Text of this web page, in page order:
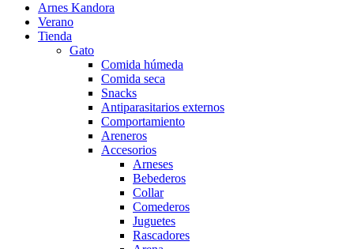
Arnes Kandora
Verano
Tienda
Gato
Comida húmeda
Comida seca
Snacks
Antiparasitarios externos
Comportamiento
Areneros
Accesorios
Arneses
Bebederos
Collar
Comederos
Juguetes
Rascadores